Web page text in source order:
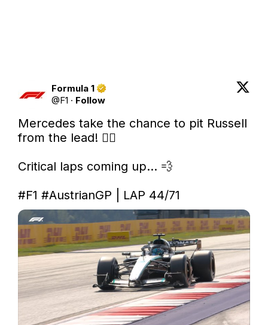
Formula 1
@F1 · Follow
Mercedes take the chance to pit Russell
from the lead! 😮‍💨
Critical laps coming up... 💨
#F1 #AustrianGP | LAP 44/71